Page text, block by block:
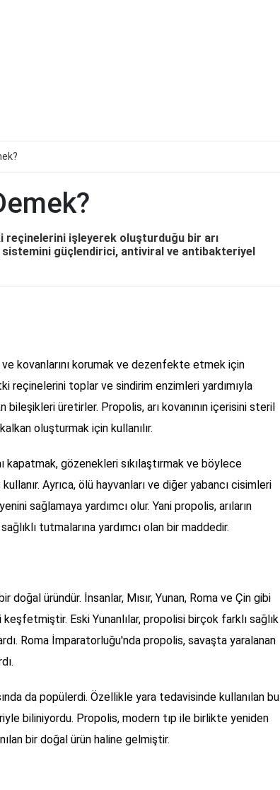
reçinelerini işleyerek oluşturduğu bir arı
sistemini güçlendirici, antiviral ve antibakteriyel
kovanlarını korumak ve dezenfekte etmek için
reçinelerini toplar ve sindirim enzimleri yardımıyla
üretirler. Propolis, arı kovanının içerisini steril
oluşturmak için kullanılır.
kapatmak, gözenekleri sıkılaştırmak ve böylece
Ayrıca, ölü hayvanları ve diğer yabancı cisimleri
sağlamaya yardımcı olur. Yani propolis, arıların
tutmalarına yardımcı olan bir maddedir.
doğal üründür. İnsanlar, Mısır, Yunan, Roma ve Çin gibi
Eski Yunanlılar, propolisi birçok farklı sağlık
Roma İmparatorluğu'nda propolis, savaşta yaralanan
da popülerdi. Özellikle yara tedavisinde kullanılan bu
biliniyordu. Propolis, modern tıp ile birlikte yeniden
bir doğal ürün haline gelmiştir.